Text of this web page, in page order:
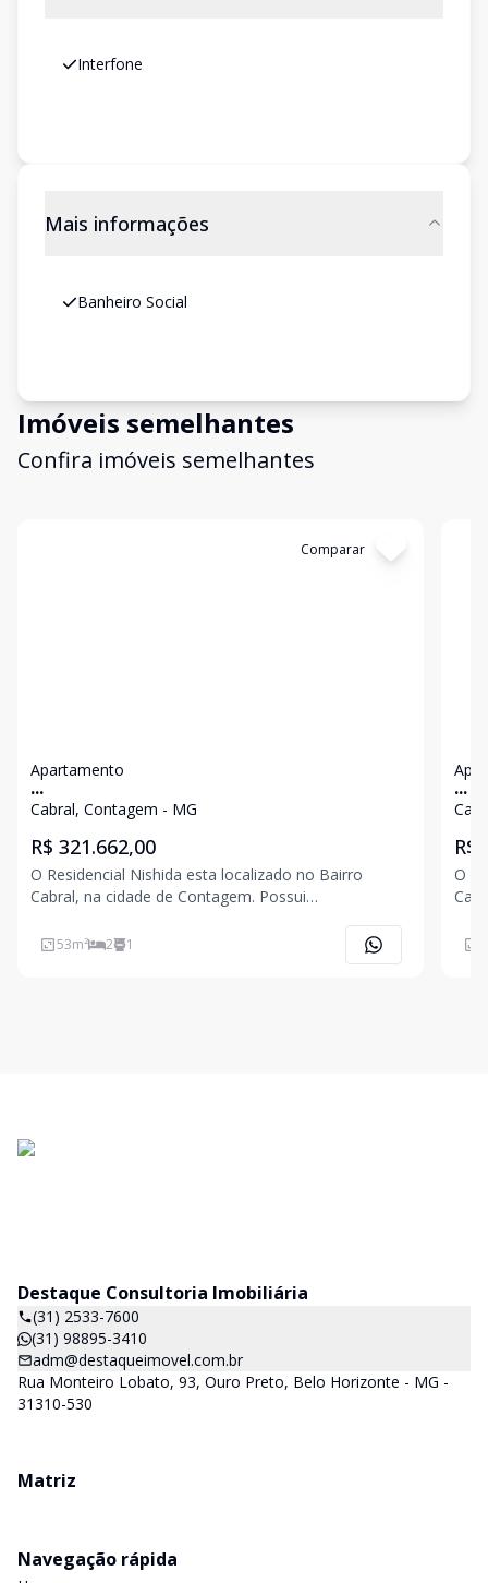
Interfone
Mais informações
Banheiro Social
Imóveis semelhantes
Confira imóveis semelhantes
Comparar
Apartamento
...
Cabral, Contagem - MG
R$ 321.662,00
O Residencial Nishida esta localizado no Bairro
Cabral, na cidade de Contagem. Possui
do Bairro e a um quarteirão do Shopping Contagem
Apartamento de 02 quartos, suíte, varanda, banho
53m² 2 1
...
R$
O
do
Destaque Consultoria Imobiliária
(31) 2533-7600
(31) 98895-3410
adm@destaqueimovel.com.br
Rua Monteiro Lobato, 93, Ouro Preto, Belo Horizonte - MG -
31310-530
Matriz
Navegação rápida